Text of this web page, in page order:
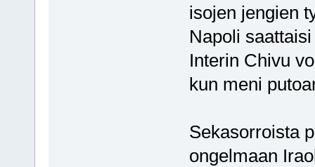
isojen jengien
Napoli
Interin Chivu
kun meni
Sekasorroista
ongelmaan